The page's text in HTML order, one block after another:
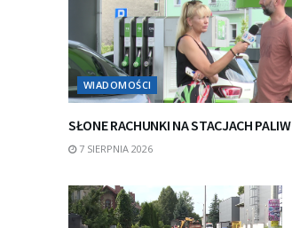
WIADOMOŚCI
SŁONE RACHUNKI NA STACJACH PALIW
7 SIERPNIA 2026